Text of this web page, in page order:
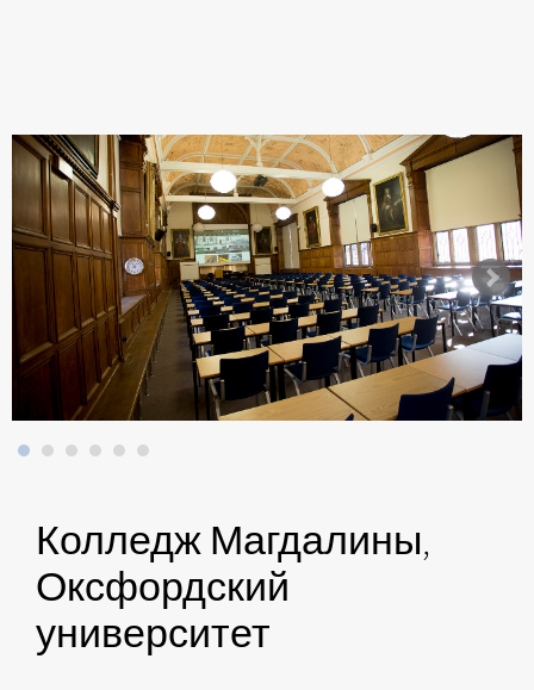
Колледж Магдалины,
Оксфордский
университет